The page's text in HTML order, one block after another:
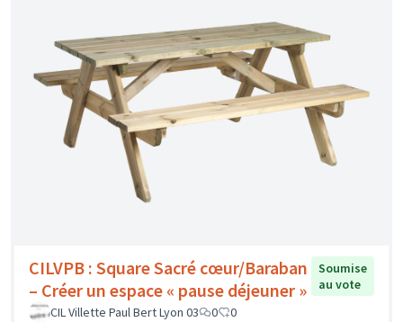
CILVPB : Square Sacré cœur/Baraban
– Créer un espace « pause déjeuner »
Soumise
au vote
CIL Villette Paul Bert Lyon 03
0 0